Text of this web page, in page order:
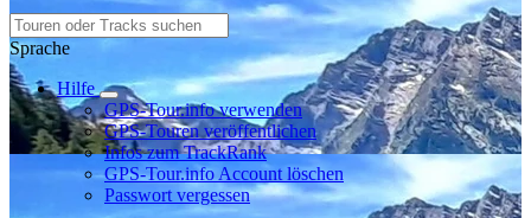
Sprache
Hilfe
GPS-Tour.info verwenden
GPS-Touren veröffentlichen
Infos zum TrackRank
GPS-Tour.info Account löschen
Passwort vergessen